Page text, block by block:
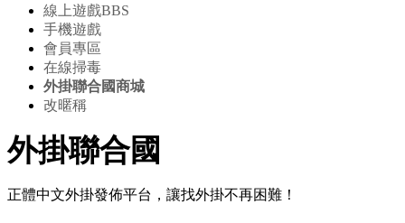
線上遊戲BBS
手機遊戲
會員專區
在線掃毒
外掛聯合國商城
改暱稱
外掛聯合國
正體中文外掛發佈平台，讓找外掛不再困難！